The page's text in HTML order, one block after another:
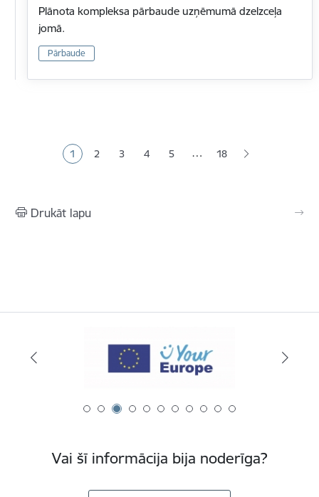
Plānota kompleksa pārbaude uzņēmumā dzelzceļa
jomā.
Pārbaude
Pašreizējā lapa
1 Lapa
2 Lapa
3 Lapa
4 Lapa
5 … 18
Drukāt lapu
Vai šī informācija bija noderīga?